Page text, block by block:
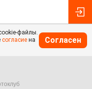
файлы.
согласие на
Согласен